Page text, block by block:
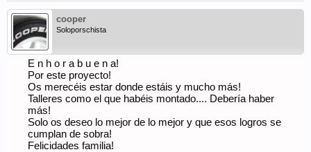
cooper
Soloporschista
E n h o r a b u e n a!
Por este proyecto!
Os merecéis estar donde estáis y mucho más!
Talleres como el que habéis montado.... Debería haber
más!
Solo os deseo lo mejor de lo mejor y que esos logros se
cumplan de sobra!
Felicidades familia!